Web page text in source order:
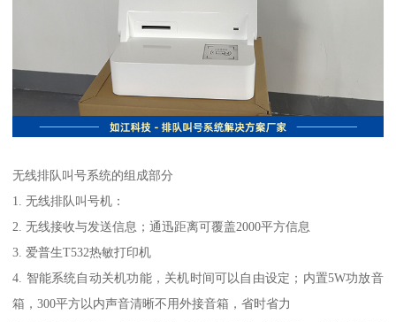
无线排队叫号系统的组成部分
1. 无线排队叫号机：
2. 无线接收与发送信息；通迅距离可覆盖2000平方信息
3. 爱普生T532热敏打印机
4. 智能系统自动关机功能，关机时间可以自由设定；内置5W功放音
箱，300平方以内声音清晰不用外接音箱，省时省力